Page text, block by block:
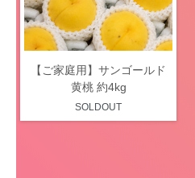
【ご家庭用】サンゴールド
黄桃 約4kg
SOLDOUT